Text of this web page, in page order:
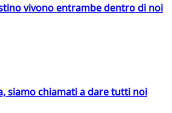
vivono entrambe dentro di noi
siamo chiamati a dare tutti noi